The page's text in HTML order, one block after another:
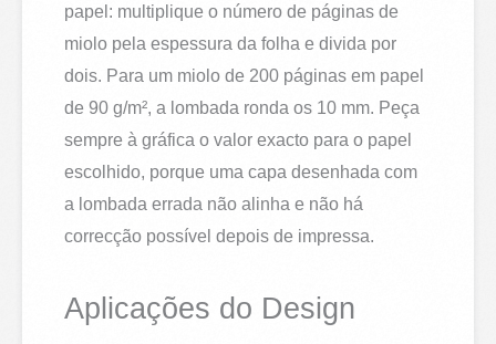
papel: multiplique o número de páginas de
miolo pela espessura da folha e divida por
dois. Para um miolo de 200 páginas em papel
de 90 g/m², a lombada ronda os 10 mm. Peça
sempre à gráfica o valor exacto para o papel
escolhido, porque uma capa desenhada com
a lombada errada não alinha e não há
correcção possível depois de impressa.
Aplicações do Design